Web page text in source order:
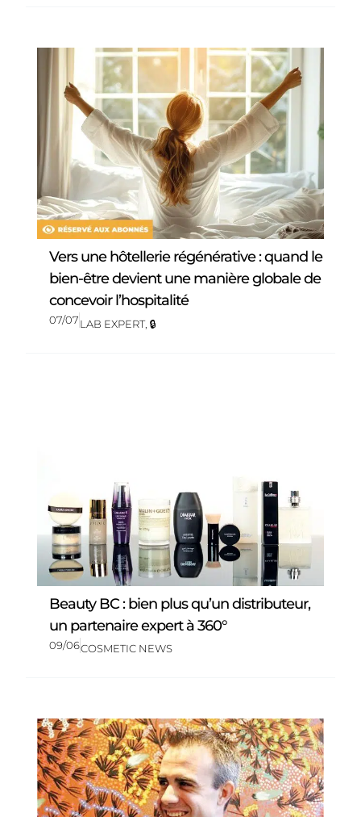
Vers une hôtellerie régénérative : quand le
bien-être devient une manière globale de
concevoir l’hospitalité
07/07LAB EXPERT, 🔒
Beauty BC : bien plus qu’un distributeur,
un partenaire expert à 360°
09/06COSMETIC NEWS